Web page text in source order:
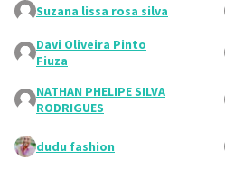
Suzana lissa rosa silva
Davi Oliveira Pinto
Fiuza
NATHAN PHELIPE SILVA
RODRIGUES
dudu fashion